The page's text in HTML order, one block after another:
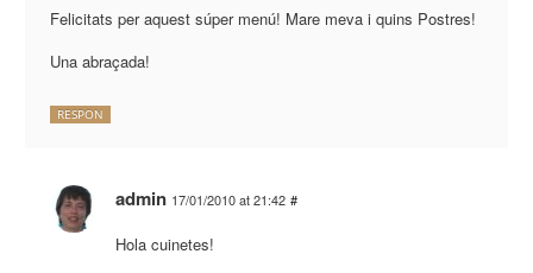
Felicitats per aquest súper menú! Mare meva i quins Postres!
Una abraçada!
RESPON
admin 17/01/2010 at 21:42 #
Hola cuinetes!